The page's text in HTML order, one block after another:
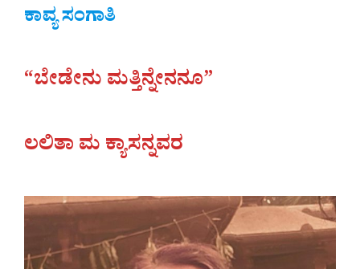
ಕಾವ್ಯ ಸಂಗಾತಿ
“ಬೇಡೇನು ಮತ್ತಿನ್ನೇನನೂ”
ಲಲಿತಾ ಮ ಕ್ಯಾಸನ್ನವರ